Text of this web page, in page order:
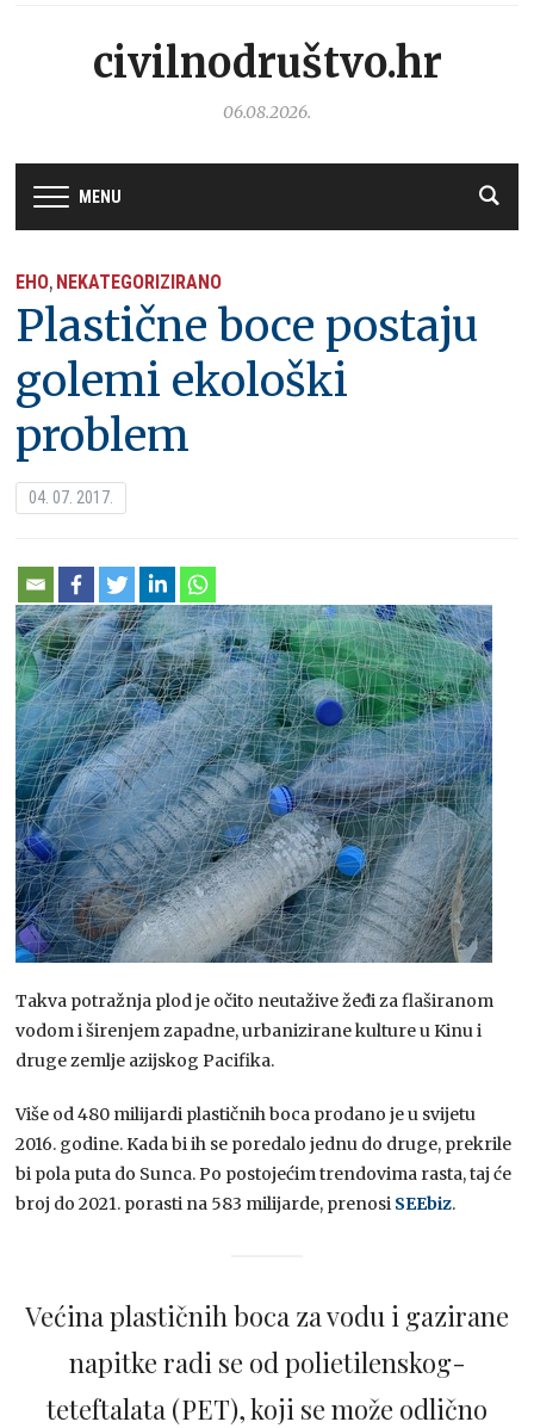
civilnodruštvo.hr
06.08.2026.
MENU
EHO, NEKATEGORIZIRANO
Plastične boce postaju
golemi ekološki
problem
04. 07. 2017.
Takva potražnja plod je očito neutažive žeđi za flaširanom
vodom i širenjem zapadne, urbanizirane kulture u Kinu i
druge zemlje azijskog Pacifika.
Više od 480 milijardi plastičnih boca prodano je u svijetu
2016. godine. Kada bi ih se poredalo jednu do druge, prekrile
bi pola puta do Sunca. Po postojećim trendovima rasta, taj će
broj do 2021. porasti na 583 milijarde, prenosi SEEbiz.
Većina plastičnih boca za vodu i gazirane
napitke radi se od polietilenskog-
teteftalata (PET), koji se može odlično